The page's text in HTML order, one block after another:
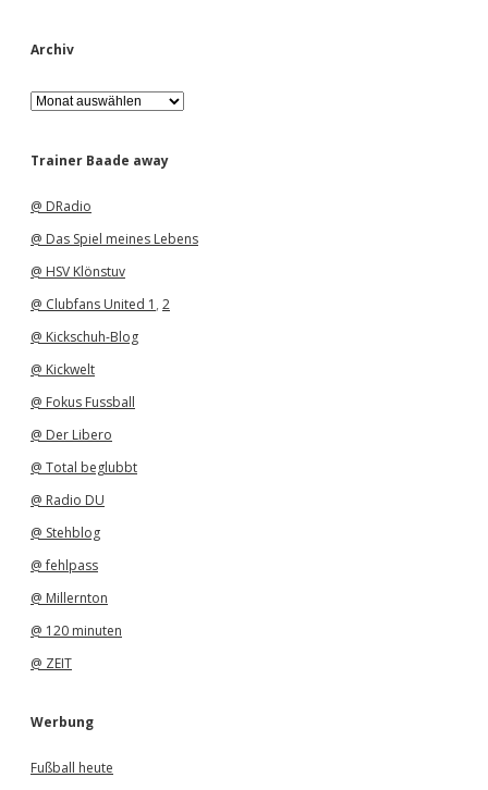
Archiv
A
r
h
Trainer Baade away
@ DRadio
@ Das Spiel meines Lebens
@ HSV Klönstuv
@ Clubfans United 1 , 2
@ Kickschuh-Blog
@ Kickwelt
@ Fokus Fussball
@ Der Libero
@ Total beglubbt
@ Radio DU
@ Stehblog
@ fehlpass
@ Millernton
@ 120 minuten
@ ZEIT
Werbung
Fußball heute